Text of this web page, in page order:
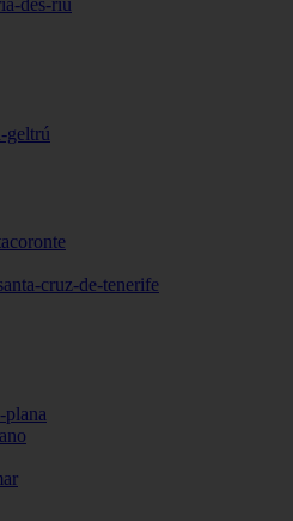
des-riu
geltrú
cruz-de-tenerife
plana